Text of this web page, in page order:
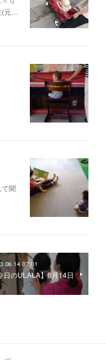
元…
て聞
07:01
日のULALA】6月14日